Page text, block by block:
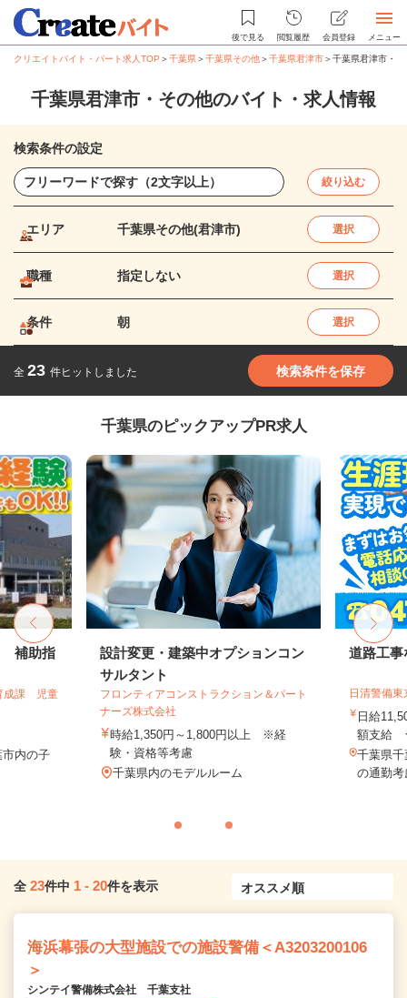
後で見る 閲覧履歴 会員登録 メニュー
クリエイトバイト・パート求人TOP ＞千葉県＞千葉県その他＞千葉県君津市＞千葉県君津市・
千葉県君津市・その他のバイト・求人情報
検索条件の設定
絞り込む
エリア 千葉県その他(君津市) 選択
職種 指定しない 選択
条件 朝 選択
全 23 件ヒットしました 検索条件を保存
千葉県のピックアップPR求人
補助指
成課 児童
内の子
設計変更・建築中オプションコン
サルタント
フロンティアコンストラクション＆パート
ナーズ株式会社
時給1,350円～1,800円以上 ※経
験・資格等考慮
千葉県内のモデルルーム
道路工事
日清警備
日給
額支給
千葉県
の通勤
全 23件中 1 - 20件を表示
海浜幕張の大型施設での施設警備＜A3203200106
＞
シンテイ警備株式会社 千葉支社